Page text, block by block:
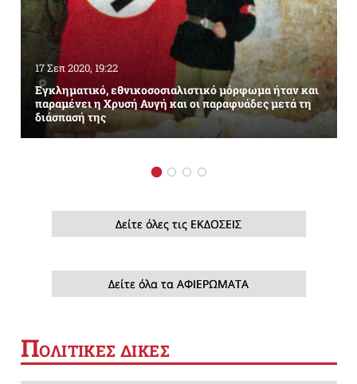
17 Σεπ 2020, 19:22
Εγκληματικό, εθνικοσοσιαλιστικό μόρφωμα ήταν και
παραμένει η Χρυσή Αυγή και οι παραφυάδες μετά τη
διάσπασή της
Δείτε όλες τις ΕΚΔΟΣΕΙΣ
Δείτε όλα τα ΑΦΙΕΡΩΜΑΤΑ
ΠΟΛΙΤΙΚΕΣ ΔΙΚΕΣ